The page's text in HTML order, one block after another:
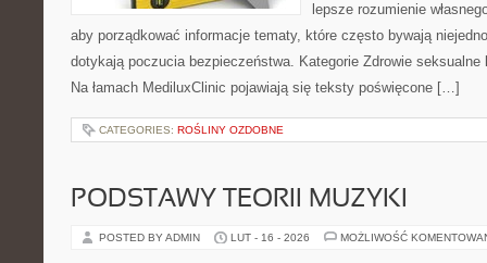
lepsze rozumienie
aby porządkować informacje tematy, które często bywają
dotykają poczucia bezpieczeństwa. Kategorie Zdrowie
Na łamach MediluxClinic pojawiają się teksty poświęcone […]
CATEGORIES: ROŚLINY OZDOBNE
PODSTAWY TEORII MUZYKI
POSTED BY ADMIN LUT - 16 - 2026 MOŻLIWOŚĆ